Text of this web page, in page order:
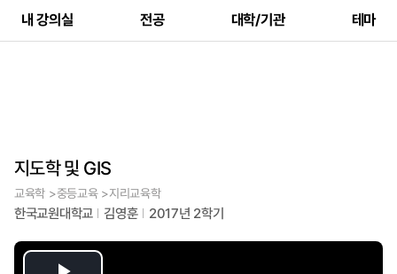
내 강의실 전공 대학/기관 테마
지도학 및 GIS
교육학 >중등교육 >지리교육학
한국교원대학교 김영훈 2017년 2학기